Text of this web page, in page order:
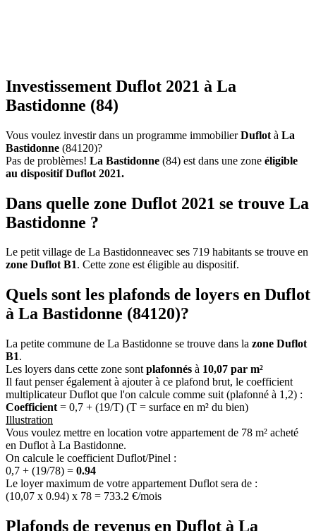
Investissement Duflot 2021 à La
Bastidonne (84)
Vous voulez investir dans un programme immobilierDuflot à La
Bastidonne (84120)?
Pas de problèmes! La Bastidonne (84) est dans une zone éligible
au dispositif Duflot 2021.
Dans quelle zone Duflot 2021 se trouve La
Bastidonne ?
Le petit village de La Bastidonneavec ses 719 habitants se trouve en
zone Duflot B1. Cette zone est éligible au dispositif.
Quels sont les plafonds de loyers en Duflot
à La Bastidonne (84120)?
La petite commune de La Bastidonne se trouve dans la zone Duflot
B1.
Les loyers dans cette zone sont plafonnés à 10,07 par m²
Il faut penser également à ajouter à ce plafond brut, le coefficient
multiplicateur Duflot que l'on calcule comme suit (plafonné à 1,2) :
Coefficient = 0,7 + (19/T) (T = surface en m² du bien)
Illustration
Vous voulez mettre en location votre appartement de 78 m² acheté
en Duflot à La Bastidonne.
On calcule le coefficient Duflot/Pinel :
0,7 + (19/78) = 0.94
Le loyer maximum de votre appartement Duflot sera de :
(10,07 x 0.94) x 78 = 733.2 €/mois
Plafonds de revenus en Duflot à La